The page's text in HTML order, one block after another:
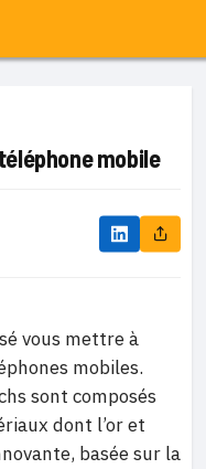
mobile
vous mettre à
mobiles.
sont composés
dont l’or et
basée sur la